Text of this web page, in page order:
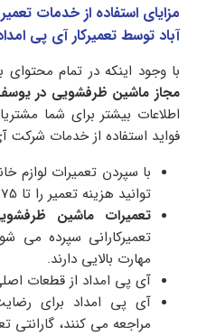
مزایای استفاده از خدمات
آباد توسط تعمیرکار آی پی
با وجود اینکه در تمام
مجاز ماشین ظرفشویی در
اطلاعات بیشتر برای شما
فواید استفاده از خدمات شرکت
با سپردن تعمیرات لوازم
توانید هزینه تعمیر را تا 75 درصد کاهش دهید.
تعمیرات ماشین
تعمیرکارانی سپرده
مهارت بالایی دارند.
آی پی امداد از قطعات
آی پی امداد برای
مراجعه می کنند، گارانتی